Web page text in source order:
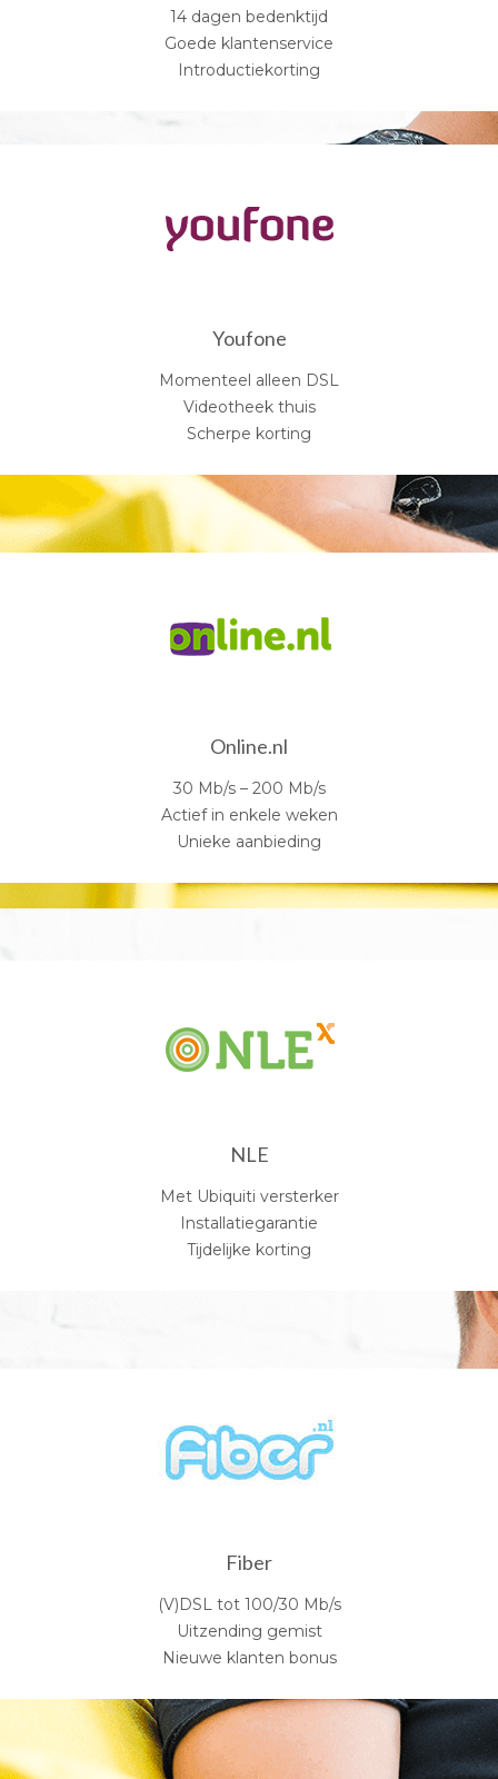
14 dagen bedenktijd
Goede klantenservice
Introductiekorting
Youfone
Momenteel alleen DSL
Videotheek thuis
Scherpe korting
Online.nl
30 Mb/s – 200 Mb/s
Actief in enkele weken
Unieke aanbieding
NLE
Met Ubiquiti versterker
Installatiegarantie
Tijdelijke korting
Fiber
(V)DSL tot 100/30 Mb/s
Uitzending gemist
Nieuwe klanten bonus